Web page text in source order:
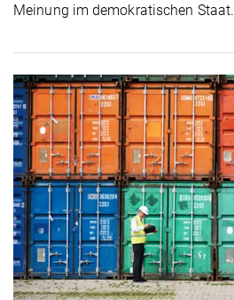
Meinung im demokratischen Staat.